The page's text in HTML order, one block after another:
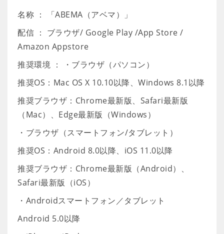
名称 ： 「ABEMA（アベマ）」
配信 ： ブラウザ/ Google Play /App Store /
Amazon Appstore
推奨環境 ： ・ブラウザ（パソコン）
推奨OS：Mac OS X 10.10以降、Windows 8.1以降
推奨ブラウザ：Chrome最新版、Safari最新版
（Mac）、Edge最新版（Windows）
・ブラウザ（スマートフォン/タブレット）
推奨OS：Android 8.0以降、iOS 11.0以降
推奨ブラウザ：Chrome最新版（Android）、
Safari最新版（iOS）
・Androidスマートフォン／タブレット
Android 5.0以降